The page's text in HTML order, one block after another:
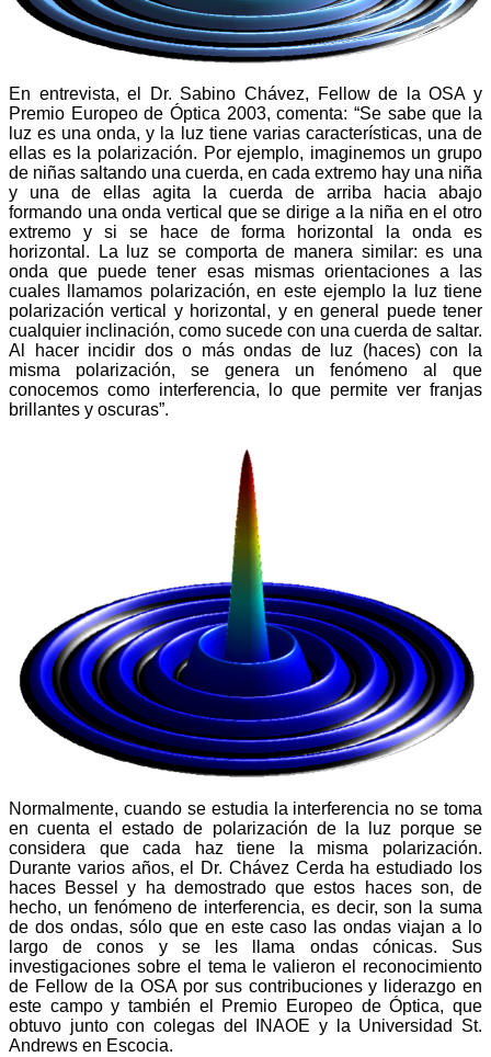
En entrevista, el Dr. Sabino Chávez, Fellow de la OSA y
Premio Europeo de Óptica 2003, comenta: “Se sabe que la
luz es una onda, y la luz tiene varias características, una de
ellas es la polarización. Por ejemplo, imaginemos un grupo
de niñas saltando una cuerda, en cada extremo hay una niña
y una de ellas agita la cuerda de arriba hacia abajo
formando una onda vertical que se dirige a la niña en el otro
extremo y si se hace de forma horizontal la onda es
horizontal. La luz se comporta de manera similar: es una
onda que puede tener esas mismas orientaciones a las
cuales llamamos polarización, en este ejemplo la luz tiene
polarización vertical y horizontal, y en general puede tener
cualquier inclinación, como sucede con una cuerda de saltar.
Al hacer incidir dos o más ondas de luz (haces) con la
misma polarización, se genera un fenómeno al que
conocemos como interferencia, lo que permite ver franjas
brillantes y oscuras”.
Normalmente, cuando se estudia la interferencia no se toma
en cuenta el estado de polarización de la luz porque se
considera que cada haz tiene la misma polarización.
Durante varios años, el Dr. Chávez Cerda ha estudiado los
haces Bessel y ha demostrado que estos haces son, de
hecho, un fenómeno de interferencia, es decir, son la suma
de dos ondas, sólo que en este caso las ondas viajan a lo
largo de conos y se les llama ondas cónicas. Sus
investigaciones sobre el tema le valieron el reconocimiento
de Fellow de la OSA por sus contribuciones y liderazgo en
este campo y también el Premio Europeo de Óptica, que
obtuvo junto con colegas del INAOE y la Universidad St.
Andrews en Escocia.